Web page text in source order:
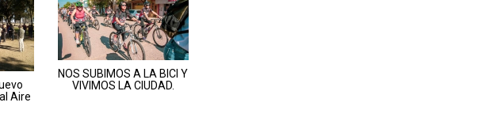
Aire
NOS SUBIMOS A LA BICI Y
VIVIMOS LA CIUDAD.